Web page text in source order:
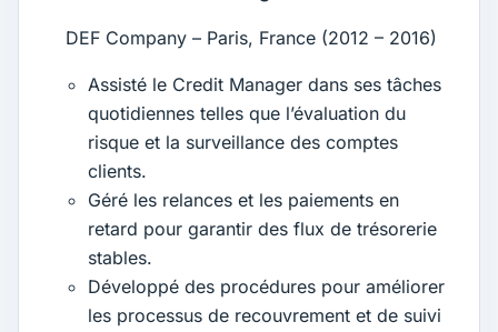
DEF Company – Paris, France (2012 – 2016)
Assisté le Credit Manager dans ses tâches
quotidiennes telles que l’évaluation du
risque et la surveillance des comptes
clients.
Géré les relances et les paiements en
retard pour garantir des flux de trésorerie
stables.
Développé des procédures pour améliorer
les processus de recouvrement et de suivi